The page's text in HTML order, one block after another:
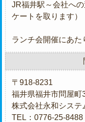
JR福井駅～会社へ
ケートを取ります）
ランチ会開催にあた
〒918-8231
福井県福井市問屋町
株式会社永和システ
TEL：0776-25-8488